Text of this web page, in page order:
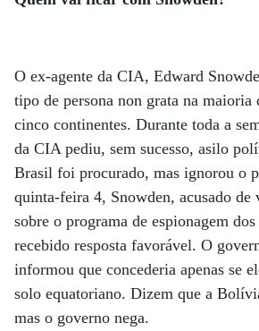
O ex-agente da CIA, Edward
tipo de persona non grata na maioria
cinco continentes. Durante toda a
da CIA pediu, sem sucesso, asilo
Brasil foi procurado, mas ignorou o
quinta-feira 4, Snowden, acusado de
sobre o programa de espionagem
recebido resposta favorável. O
informou que concederia apenas se
solo equatoriano. Dizem que a
mas o governo nega.